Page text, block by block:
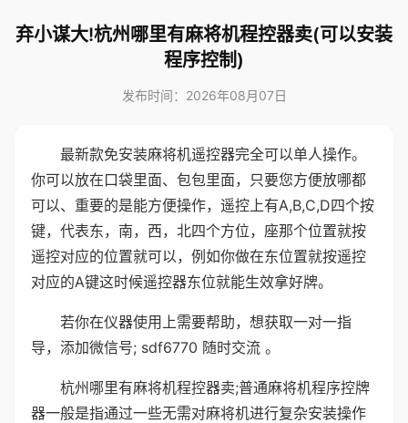
弃小谋大!杭州哪里有麻将机程控器卖(可以安装
程序控制)
发布时间：2026年08月07日
最新款免安装麻将机遥控器完全可以单人操作。
你可以放在口袋里面、包包里面，只要您方便放哪都
可以、重要的是能方便操作，遥控上有A,B,C,D四个按
键，代表东，南，西，北四个方位，座那个位置就按
遥控对应的位置就可以，例如你做在东位置就按遥控
对应的A键这时候遥控器东位就能生效拿好牌。
若你在仪器使用上需要帮助，想获取一对一指
导，添加微信号; sdf6770 随时交流 。
杭州哪里有麻将机程控器卖;普通麻将机程序控牌
器一般是指通过一些无需对麻将机进行复杂安装操作